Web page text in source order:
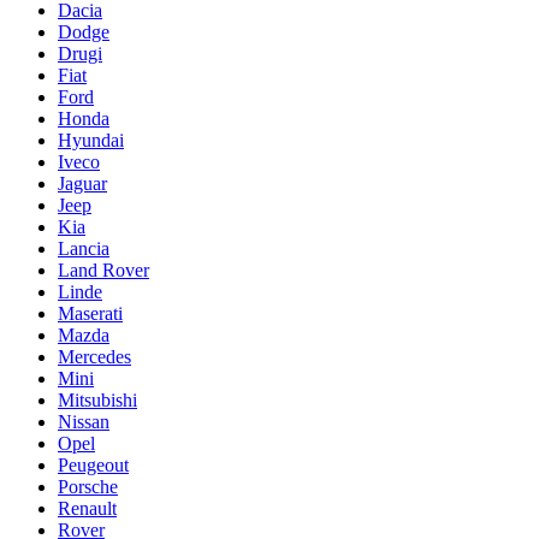
Dacia
Dodge
Drugi
Fiat
Ford
Honda
Hyundai
Iveco
Jaguar
Jeep
Kia
Lancia
Land Rover
Linde
Maserati
Mazda
Mercedes
Mini
Mitsubishi
Nissan
Opel
Peugeout
Porsche
Renault
Rover